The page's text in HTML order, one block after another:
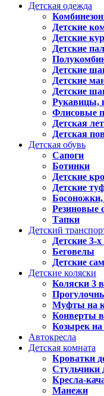
Детская одежда
Детские
Детские
Детские
Детские
Детские
Детские
Рукавицы,
Флисовые
Детская
Детская
Детская обувь
Сапоги
Ботинки
Детские
Детские
Босоножки,
Резиновые
Тапки
Детский
Детские 3-
Беговелы
Детские
Детские коляски
Коляски 3
Муфты на
Конверты
Козырек на
Автокресла
Детская комната
Кроватки
Стульчики
Кресла-
Манежи